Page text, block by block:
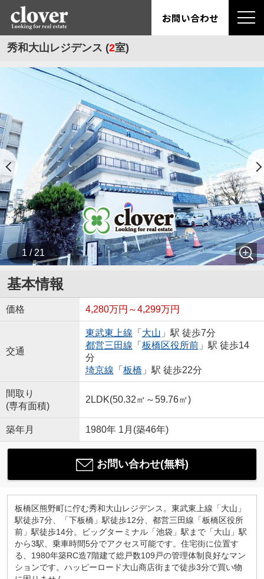
お問い合わせ
秀和大山レジデンス (2室)
1 / 21
基本情報
価格 4,280万円～4,299万円
交通
東武東上線 「 大山 」駅 徒歩7分
都営三田線 「 板橋区役所前」駅 徒歩14
分
埼京線 「 板橋 」駅 徒歩22分
間取り
(専有面積)
2LDK(50.32㎡～59.76㎡)
築年月 1980年 1月(築46年)
お問い合わせ(無料)
板橋区熊野町に佇む秀和大山レジデンス。東武東上線「大山」
駅徒歩7分、「下板橋」駅徒歩12分、都営三田線「板橋区役所
前」駅徒歩14分。ビッグターミナル「池袋」駅まで「大山」駅
から3駅、乗車時間5分でアクセス可能です。住宅街に位置す
る、1980年築RC造7階建て総戸数109戸の管理体制良好なマン
ションです。ハッピーロード大山商店街まで徒歩3分で買い物